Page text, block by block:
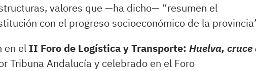
valores que —ha dicho— “resumen el
con el progreso socioeconómico de la
en el II Foro de Logística y Transporte: Huelva, cruce
Tribuna Andalucía y celebrado en el Foro